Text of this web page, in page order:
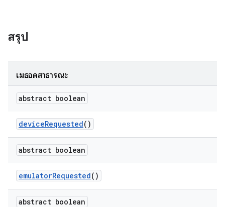
สรุป
เมธอดสาธารณะ
abstract boolean
deviceRequested()
abstract boolean
emulatorRequested()
abstract boolean